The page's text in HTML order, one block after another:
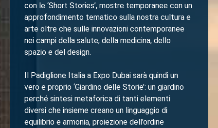
con le ‘Short Stories’, mostre temporanee con un
approfondimento tematico sulla nostra cultura e
arte oltre che sulle innovazioni contemporanee
nei campi della salute, della medicina, dello
spazio e del design.
Il Padiglione Italia a Expo Dubai sarà quindi un
vero e proprio ‘Giardino delle Storie’: un giardino
perché sintesi metaforica di tanti elementi
diversi che insieme creano un linguaggio di
equilibrio e armonia, proiezione dell’ordine